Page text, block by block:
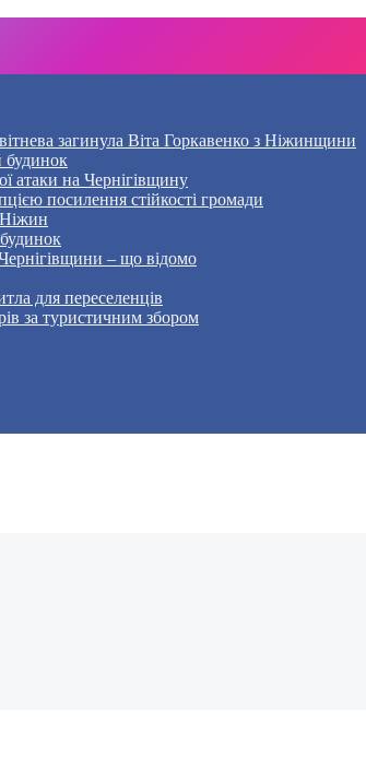
загинула Віта Горкавенко з Ніжинщини
будинок
атаки на Чернігівщину
посилення стійкості громади
Ніжин
– що відомо
для переселенців
за туристичним збором